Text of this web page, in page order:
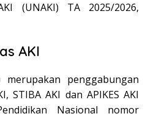
(UNAKI) TA 2025/2026,
AKI
merupakan penggabungan
STIBA AKI dan APIKES AKI
Nasional nomor